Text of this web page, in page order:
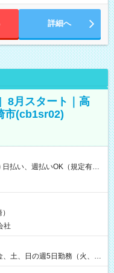
詳細へ
8月スタート｜高
市(cb1sr02)
社
土、日の週5日勤務（火、水
長期休暇有り！） ・ワンシ